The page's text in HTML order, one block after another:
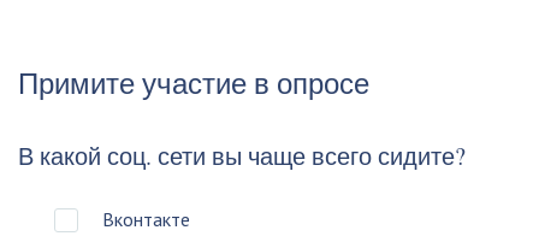
Примите участие в опросе
В какой соц. сети вы чаще всего сидите?
Вконтакте